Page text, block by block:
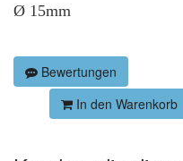
Ø 15mm
Bewertungen
In den Warenkorb